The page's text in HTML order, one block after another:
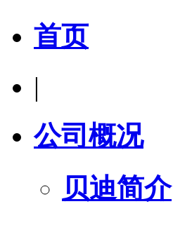
首页
|
公司概况
贝迪简介